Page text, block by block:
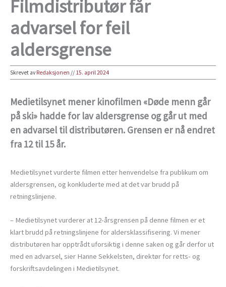
Filmdistributør får
advarsel for feil
aldersgrense
Skrevet avRedaksjonen // 15. april 2024
Medietilsynet mener kinofilmen «Døde menn går
på ski» hadde for lav aldersgrense og går ut med
en advarsel til distributøren. Grensen er nå endret
fra 12 til 15 år.
Medietilsynet vurderte filmen etter henvendelse fra publikum om
aldersgrensen, og konkluderte med at det var brudd på
retningslinjene.
– Medietilsynet vurderer at 12-årsgrensen på denne filmen er et
klart brudd på retningslinjene for aldersklassifisering. Vi mener
distributøren har opptrådt uforsiktig i denne saken og går derfor ut
med en advarsel, sier Hanne Sekkelsten, direktør for retts- og
forskriftsavdelingen i Medietilsynet.